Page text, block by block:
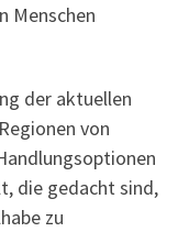
Menschen
der aktuellen
von
die gedacht sind,
zu